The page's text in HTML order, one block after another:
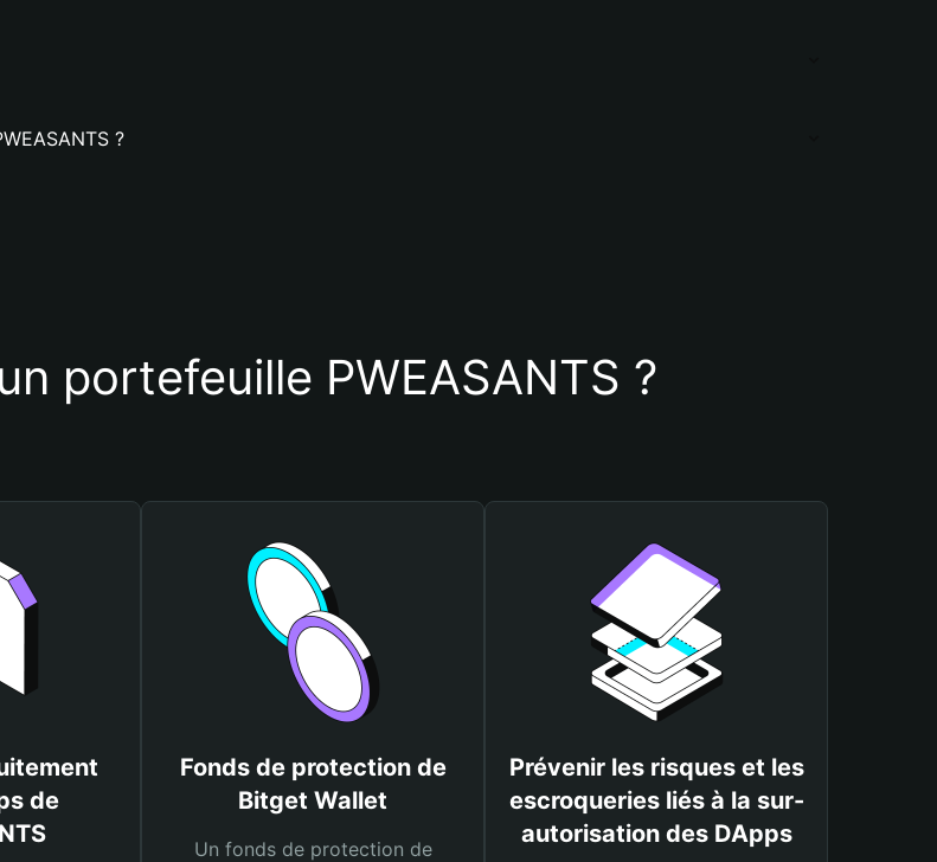
?
portefeuille PWEASANTS ?
de
Fonds de protection de
Bitget Wallet
Un fonds de protection de
Prévenir les risques et les
escroqueries liés à la sur-
autorisation des DApps